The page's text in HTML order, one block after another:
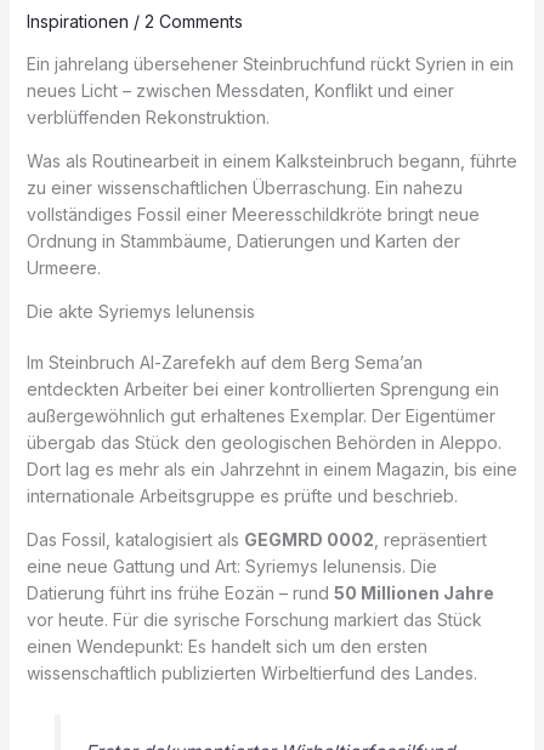
Inspirationen / 2 Comments
Ein jahrelang übersehener Steinbruchfund rückt Syrien in ein
neues Licht – zwischen Messdaten, Konflikt und einer
verblüffenden Rekonstruktion.
Was als Routinearbeit in einem Kalksteinbruch begann, führte
zu einer wissenschaftlichen Überraschung. Ein nahezu
vollständiges Fossil einer Meeresschildkröte bringt neue
Ordnung in Stammbäume, Datierungen und Karten der
Urmeere.
Die akte Syriemys lelunensis
Im Steinbruch Al-Zarefekh auf dem Berg Sema’an
entdeckten Arbeiter bei einer kontrollierten Sprengung ein
außergewöhnlich gut erhaltenes Exemplar. Der Eigentümer
übergab das Stück den geologischen Behörden in Aleppo.
Dort lag es mehr als ein Jahrzehnt in einem Magazin, bis eine
internationale Arbeitsgruppe es prüfte und beschrieb.
Das Fossil, katalogisiert als GEGMRD 0002 , repräsentiert
eine neue Gattung und Art: Syriemys lelunensis. Die
Datierung führt ins frühe Eozän – rund 50 Millionen Jahre
vor heute. Für die syrische Forschung markiert das Stück
einen Wendepunkt: Es handelt sich um den ersten
wissenschaftlich publizierten Wirbeltierfund des Landes.